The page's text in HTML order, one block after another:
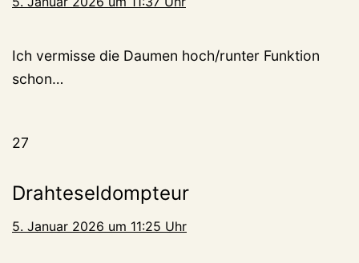
Ich vermisse die Daumen hoch/runter Funktion
schon…
27
Drahteseldompteur
5. Januar 2026 um 11:25 Uhr